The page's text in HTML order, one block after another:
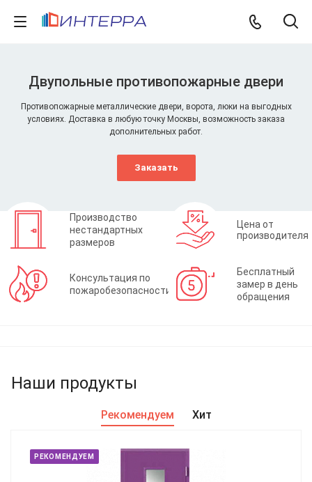
Двупольные противопожарные двери
Противопожарные металлические двери, ворота, люки на выгодных
условиях. Доставка в любую точку Москвы, возможность заказа
дополнительных работ.
Заказать
Производство
нестандартных
размеров
Цена от
производителя
Консультация по
пожаробезопасности
Бесплатный
замер в день
обращения
Наши продукты
Рекомендуем Хит
РЕКОМЕНДУЕМ